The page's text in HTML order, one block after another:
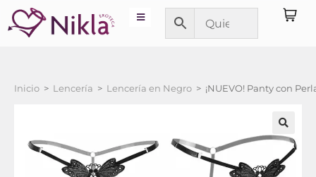
Inicio > Lencería > Lencería en Negro > ¡NUEVO! Panty con